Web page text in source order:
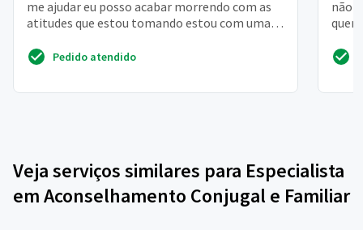
me ajudar eu posso acabar morrendo com as
atitudes que estou tomando estou com uma
Pedido atendido
não
Veja serviços similares para Especialista
em Aconselhamento Conjugal e Familiar